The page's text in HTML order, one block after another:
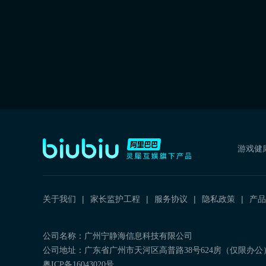
游戏健
关于我们 家长监护工程 服务协议 隐私政策 产
公司名称：广州宁静海信息科技有限公司
公司地址：广东省广州市天河区高普路38号624房（仅限办公